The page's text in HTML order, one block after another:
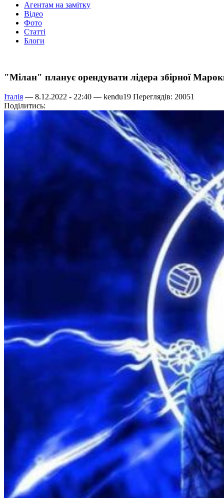
Агентам на замітку
Відео
Фото
Статті
Блоги
"Мілан" планує орендувати лідера збірної
Італія — 8.12.2022 - 22:40 — kendu19 Переглядів: 20051
Поділитись: